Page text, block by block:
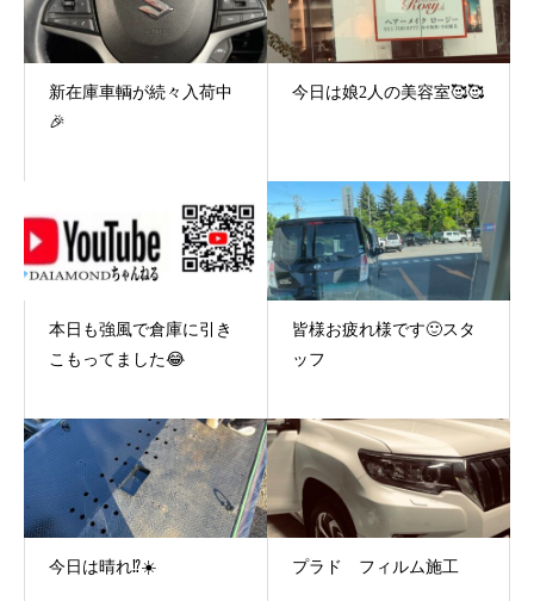
新在庫車輌が続々入荷中
🎉
今日は娘2人の美容室🥰🥰
本日も強風で倉庫に引き
こもってました😂
皆様お疲れ様です🙂スタ
ッフ
今日は晴れ⁉️☀️ プラド フィルム施工